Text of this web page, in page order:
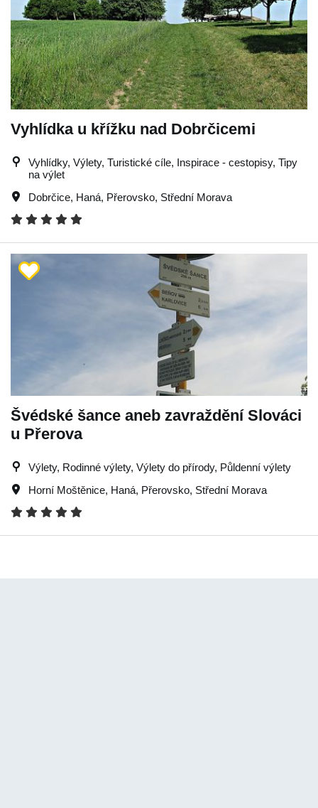
Vyhlídka u křížku nad Dobrčicemi
Vyhlídky, Výlety, Turistické cíle, Inspirace - cestopisy, Tipy
na výlet
Dobrčice, Haná, Přerovsko, Střední Morava
Švédské šance aneb zavraždění Slováci
u Přerova
Výlety, Rodinné výlety, Výlety do přírody, Půldenní výlety
Horní Moštěnice, Haná, Přerovsko, Střední Morava